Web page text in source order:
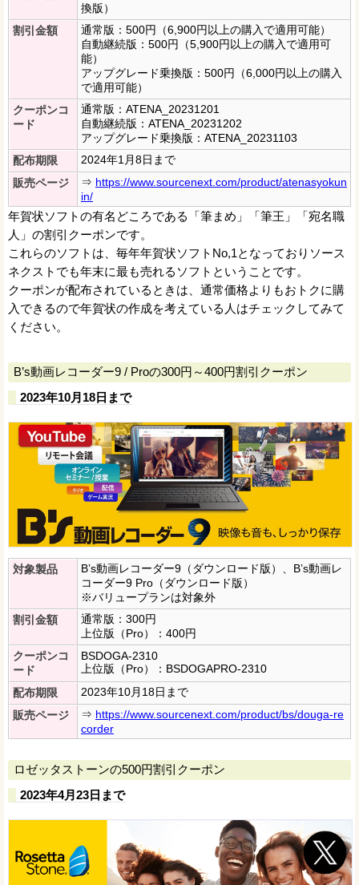
換版）
割引金額
通常版：500円（6,900円以上の購入で適用可能）
自動継続版：500円（5,900円以上の購入で適用可
能）
アップグレード乗換版：500円（6,000円以上の購入
で適用可能）
クーポンコ
ード
通常版：ATENA_20231201
自動継続版：ATENA_20231202
アップグレード乗換版：ATENA_20231103
配布期限
2024年1月8日まで
販売ページ
⇒ https://www.sourcenext.com/product/atenasyokun
in/
年賀状ソフトの有名どころである「筆まめ」「筆王」「宛名職
人」の割引クーポンです。
これらのソフトは、毎年年賀状ソフトNo,1となっておりソース
ネクストでも年末に最も売れるソフトということです。
クーポンが配布されているときは、通常価格よりもおトクに購
入できるので年賀状の作成を考えている人はチェックしてみて
ください。
B’s動画レコーダー9 / Proの300円～400円割引クーポン
2023年10月18日まで
対象製品
B’s動画レコーダー9（ダウンロード版）、B’s動画レ
コーダー9 Pro（ダウンロード版）
※バリュープランは対象外
割引金額
通常版：300円
上位版（Pro）：400円
クーポンコ
ード
BSDOGA-2310
上位版（Pro）：BSDOGAPRO-2310
配布期限
2023年10月18日まで
販売ページ
⇒ https://www.sourcenext.com/product/bs/douga-re
corder
ロゼッタストーンの500円割引クーポン
2023年4月23日まで